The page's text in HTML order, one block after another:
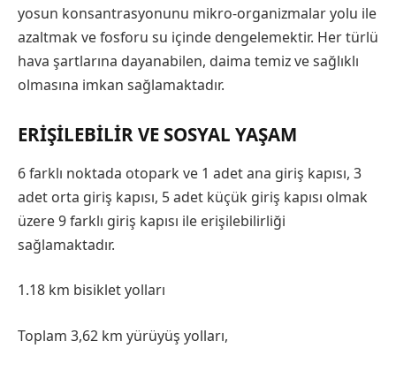
yosun konsantrasyonunu mikro-organizmalar yolu ile
azaltmak ve fosforu su içinde dengelemektir. Her türlü
hava şartlarına dayanabilen, daima temiz ve sağlıklı
olmasına imkan sağlamaktadır.
ERIŞILEBILIR VE SOSYAL YAŞAM
6 farklı noktada otopark ve 1 adet ana giriş kapısı, 3
adet orta giriş kapısı, 5 adet küçük giriş kapısı olmak
üzere 9 farklı giriş kapısı ile erişilebilirliği
sağlamaktadır.
1.18 km bisiklet yolları
Toplam 3,62 km yürüyüş yolları,